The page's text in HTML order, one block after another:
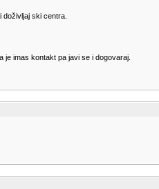
doživljaj ski centra.
imas kontakt pa javi se i dogovaraj.